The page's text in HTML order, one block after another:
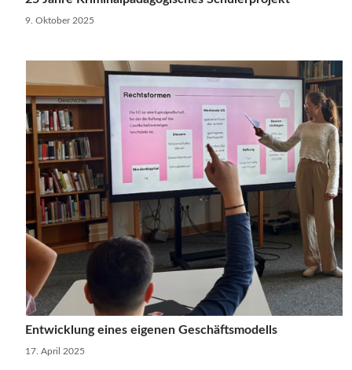
9. Oktober 2025
Entwicklung eines eigenen Geschäftsmodells
17. April 2025